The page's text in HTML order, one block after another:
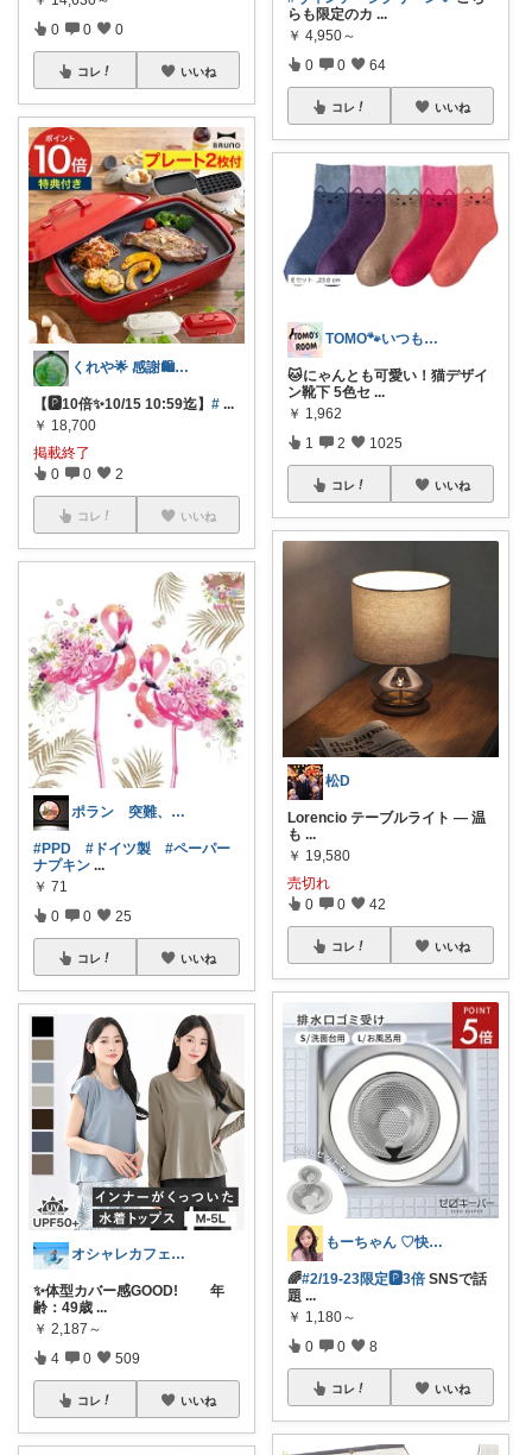
0 0 0
コレ いいね
くれや🌟 感謝🛍️SS10日メイン
【🅿️10倍✨10/15 10:59迄】 # ...
￥ 18,700
掲載終了
0 0 2
コレ いいね
ポラン 突難、メニエール病で療養中
#PPD #ドイツ製
#ペーパー
ナプキン ...
￥ 71
0 0 25
コレ いいね
オシャレカフェAtsu🎗 最高の１日を
✨体型カバー感GOOD! 年
齢：49歳 ...
￥ 2,187～
4 0 509
コレ いいね
らも限定のカ ...
￥ 4,950～
0 0 64
コレ いいね
TOMO🐾いつもありがとう💕
🐱にゃんとも可愛い！猫デザイ
ン靴下 5色セ ...
￥ 1,962
1 2 1025
コレ いいね
松D
Lorencio テーブルライト — 温
も ...
￥ 19,580
売切れ
0 0 42
コレ いいね
もーちゃん ♡快適生活~旅行大好き🌈✨
🌈#2/19-23限定🅿3倍 SNSで話
題 ...
￥ 1,180～
0 0 8
コレ いいね